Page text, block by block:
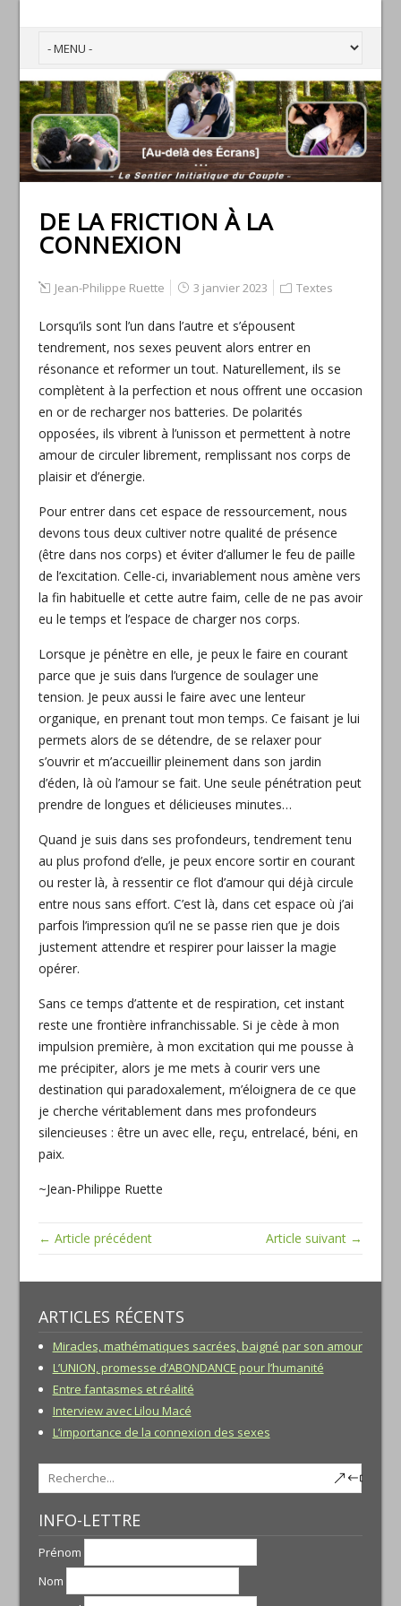
DE LA FRICTION À LA
CONNEXION
Jean-Philippe Ruette 3 janvier 2023 Textes
Lorsqu’ils sont l’un dans l’autre et s’épousent
tendrement, nos sexes peuvent alors entrer en
résonance et reformer un tout. Naturellement, ils se
complètent à la perfection et nous offrent une occasion
en or de recharger nos batteries. De polarités
opposées, ils vibrent à l’unisson et permettent à notre
amour de circuler librement, remplissant nos corps de
plaisir et d’énergie.
Pour entrer dans cet espace de ressourcement, nous
devons tous deux cultiver notre qualité de présence
(être dans nos corps) et éviter d’allumer le feu de paille
de l’excitation. Celle-ci, invariablement nous amène vers
la fin habituelle et cette autre faim, celle de ne pas avoir
eu le temps et l’espace de charger nos corps.
Lorsque je pénètre en elle, je peux le faire en courant
parce que je suis dans l’urgence de soulager une
tension. Je peux aussi le faire avec une lenteur
organique, en prenant tout mon temps. Ce faisant je lui
permets alors de se détendre, de se relaxer pour
s’ouvrir et m’accueillir pleinement dans son jardin
d’éden, là où l’amour se fait. Une seule pénétration peut
prendre de longues et délicieuses minutes…
Quand je suis dans ses profondeurs, tendrement tenu
au plus profond d’elle, je peux encore sortir en courant
ou rester là, à ressentir ce flot d’amour qui déjà circule
entre nous sans effort. C’est là, dans cet espace où j’ai
parfois l’impression qu’il ne se passe rien que je dois
justement attendre et respirer pour laisser la magie
opérer.
Sans ce temps d’attente et de respiration, cet instant
reste une frontière infranchissable. Si je cède à mon
impulsion première, à mon excitation qui me pousse à
me précipiter, alors je me mets à courir vers une
destination qui paradoxalement, m’éloignera de ce que
je cherche véritablement dans mes profondeurs
silencieuses : être un avec elle, reçu, entrelacé, béni, en
paix.
~Jean-Philippe Ruette
← Article précédent Article suivant →
ARTICLES RÉCENTS
Miracles, mathématiques sacrées, baigné par son amour
L’UNION, promesse d’ABONDANCE pour l’humanité
Entre fantasmes et réalité
Interview avec Lilou Macé
L’importance de la connexion des sexes
INFO-LETTRE
Prénom
Nom